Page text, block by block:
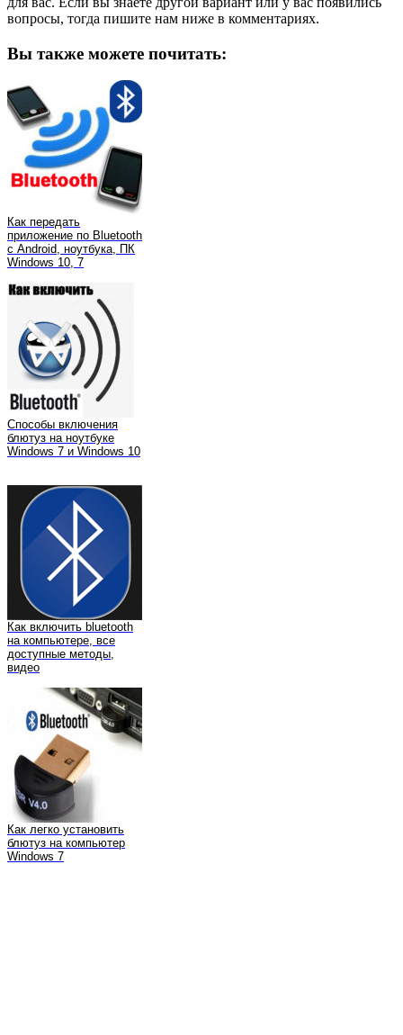
вопросы, тогда пишите нам ниже в комментариях.
Вы также можете почитать:
Как передать
приложение по Bluetooth
с Android, ноутбука, ПК
Windows 10, 7
Способы включения
блютуз на ноутбуке
Windows 7 и Windows 10
Как включить bluetooth
на компьютере, все
доступные методы,
видео
Как легко установить
блютуз на компьютер
Windows 7